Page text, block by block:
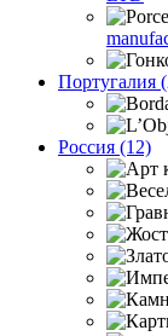
Португалия
Россия (12)